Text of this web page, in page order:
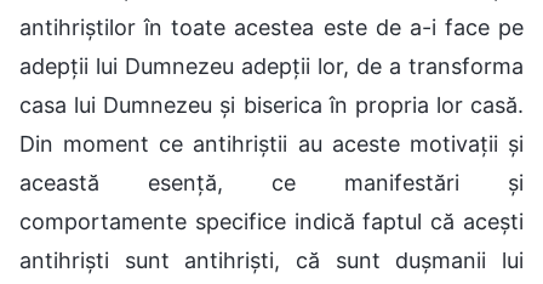
antihriștilor în toate acestea este de a-i face pe
adepții lui Dumnezeu adepții lor, de a transforma
casa lui Dumnezeu și biserica în propria lor casă.
Din moment ce antihriștii au aceste motivații și
această esență, ce manifestări și
comportamente specifice indică faptul că acești
antihriști sunt antihriști, că sunt dușmanii lui